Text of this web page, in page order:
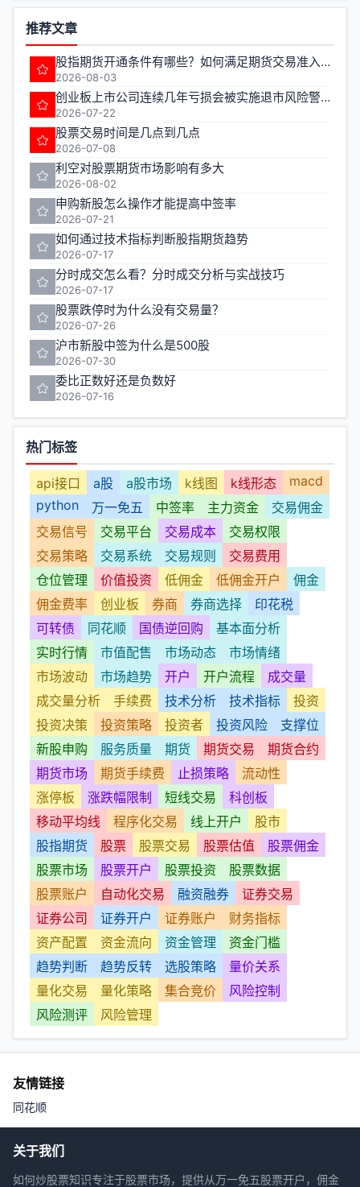
推荐文章
股指期货开通条件有哪些？如何满足期货交易准入要求？
2026-08-03
创业板上市公司连续几年亏损会被实施退市风险警示
2026-07-22
股票交易时间是几点到几点
2026-07-08
利空对股票期货市场影响有多大
2026-08-02
申购新股怎么操作才能提高中签率
2026-07-21
如何通过技术指标判断股指期货趋势
2026-07-17
分时成交怎么看？分时成交分析与实战技巧
2026-07-17
股票跌停时为什么没有交易量？
2026-07-26
沪市新股中签为什么是500股
2026-07-30
委比正数好还是负数好
2026-07-16
热门标签
api接口 a股 a股市场 k线图 k线形态
macd
python
万一免五 中签率 主力资金
交易佣金
交易信号
交易平台 交易成本
交易权限
交易策略
交易系统 交易规则
交易费用
仓位管理
价值投资 低佣金 低佣金开户
佣金
佣金费率
创业板 券商 券商选择
印花税
可转债
同花顺 国债逆回购
基本面分析
实时行情
市值配售 市场动态
市场情绪
市场波动
市场趋势 开户 开户流程
成交量
成交量分析
手续费 技术分析 技术指标
投资
投资决策
投资策略 投资者 投资风险
支撑位
新股申购
服务质量 期货 期货交易
期货合约
期货市场
期货手续费 止损策略
流动性
涨停板
涨跌幅限制 短线交易
科创板
移动平均线
程序化交易 线上开户
股市
股指期货
股票 股票交易 股票估值
股票佣金
股票市场
股票开户 股票投资
股票数据
股票账户
自动化交易 融资融券
证券交易
证券公司
证券开户 证券账户
财务指标
资产配置
资金流向 资金管理
资金门槛
趋势判断
趋势反转 选股策略
量价关系
量化交易
量化策略 集合竞价
风险控制
风险测评
风险管理
友情链接
同花顺
关于我们
如何炒股票知识专注于股票市场，提供从万一免五股票开户，佣金